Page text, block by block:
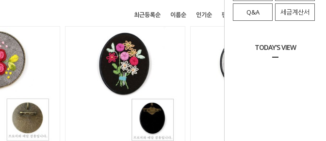
Q&A 세금계산서
TODAY'S VIEW
최근등록순 이름순 인기순 판매순 높은가격순 낮은가격순